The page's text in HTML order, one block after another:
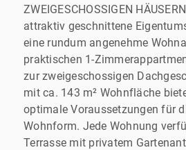
ZWEIGESCHOSSIGEN
attraktiv geschnittene
eine rundum angenehme
praktischen 1-
zur zweigeschossigen
mit ca. 143 m² Wohnfläche
optimale Voraussetzungen für
Wohnform. Jede Wohnung
Terrasse mit privatem